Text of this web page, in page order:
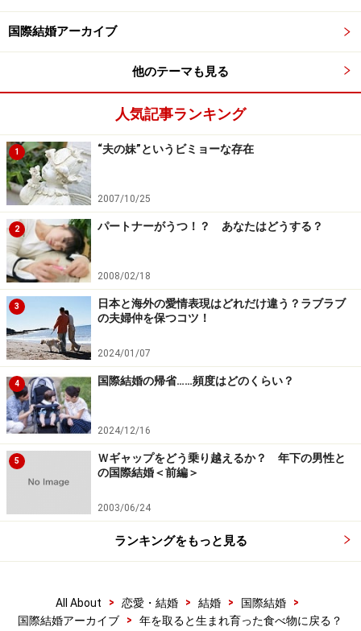
国際結婚アーカイブ
他のテーマも見る
人気記事ランキング
1 “夫の妹”というビミョーな存在
2007/10/25
2 パートナーがうつ！？ あなたはどうする？
2008/02/18
3
日本と海外の愛情表現はどれだけ違う？ラブラブ
の夫婦仲を保つコツ！
2024/01/07
4 国際結婚の帰省……頻度はどのくらい？
2024/12/16
5
Ｗギャップをどう乗り越えるか？ 年下の男性と
の国際結婚＜前編＞
2003/06/24
ランキングをもっと見る
All About > 恋愛・結婚 > 結婚 > 国際結婚
>
国際結婚アーカイブ
> 年を取ると生まれ育った食べ物に戻る？